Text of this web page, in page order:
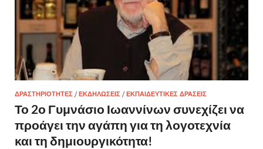
ΔΡΑΣΤΗΡΙΌΤΗΤΕΣ /ΕΚΔΗΛΏΣΕΙΣ /ΕΚΠΑΙΔΕΥΤΙΚΈΣ ΔΡΆΣΕΙΣ
Το 2ο Γυμνάσιο Ιωαννίνων συνεχίζει να
προάγει την αγάπη για τη λογοτεχνία
και τη δημιουργικότητα!